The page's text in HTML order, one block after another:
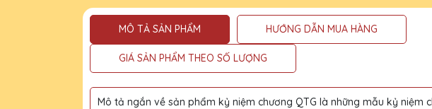
MÔ TẢ SẢN PHẨM HƯỚNG DẪN MUA HÀNG
GIÁ SẢN PHẨM THEO SỐ LƯỢNG
Mô tả ngắn về sản phẩm kỷ niệm chương QTG là những mẫu kỷ niệm